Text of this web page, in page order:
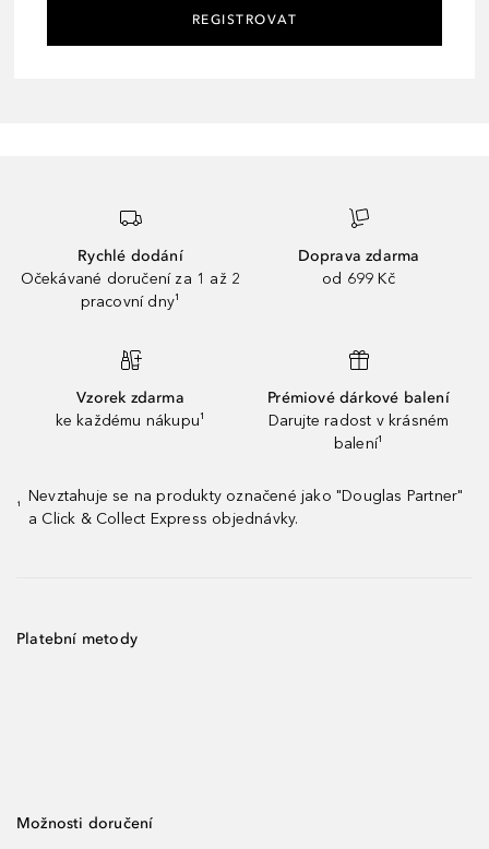
REGISTROVAT
Rychlé dodání
Očekávané doručení za 1 až 2
pracovní dny¹
Doprava zdarma
od 699 Kč
Vzorek zdarma
ke každému nákupu¹
Prémiové dárkové balení
Darujte radost v krásném
balení¹
¹
Nevztahuje se na produkty označené jako "Douglas Partner"
a Click & Collect Express objednávky.
Platební metody
Možnosti doručení